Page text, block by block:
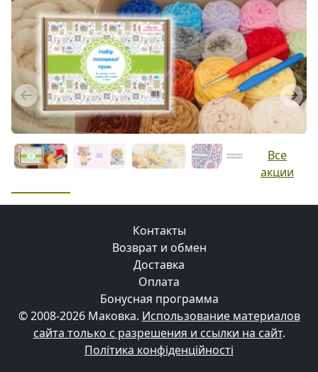
Previous Next
Все
акции
Контакты
Возврат и обмен
Доставка
Оплата
Бонусная программа
© 2008-2026 Маковка. Использование материалов
сайта только с разрешения и ссылки на сайт.
Політика конфіденційності